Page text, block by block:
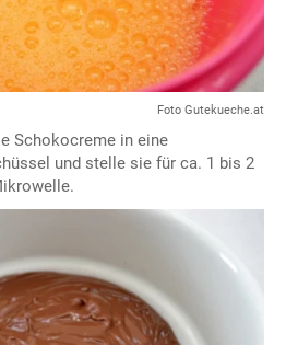
Foto Gutekueche.at
Schokocreme in eine
und stelle sie für ca. 1 bis 2